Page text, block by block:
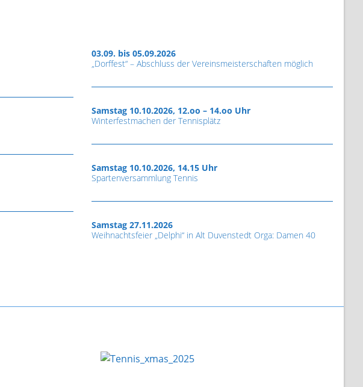
03.09. bis 05.09.2026
„Dorffest“ – Abschluss der Vereinsmeisterschaften möglich
Samstag 10.10.2026, 12.oo – 14.oo Uhr
Winterfestmachen der Tennisplätz
Samstag 10.10.2026, 14.15 Uhr
Spartenversammlung Tennis
Samstag 27.11.2026
Weihnachtsfeier „Delphi“ in Alt Duvenstedt Orga: Damen 40